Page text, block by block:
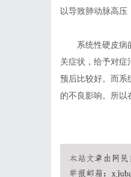
以导致肺动脉高
系统性硬皮病
关症状，给予对症
预后比较好。而系
的不良影响。所以